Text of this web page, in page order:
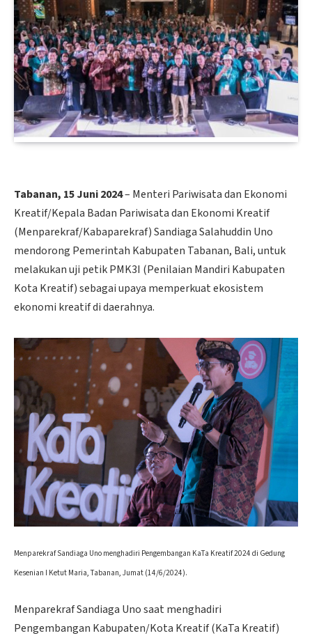
Tabanan, 15 Juni 2024– Menteri Pariwisata dan Ekonomi
Kreatif/Kepala Badan Pariwisata dan Ekonomi Kreatif
(Menparekraf/Kabaparekraf) Sandiaga Salahuddin Uno
mendorong Pemerintah Kabupaten Tabanan, Bali, untuk
melakukan uji petik PMK3I (Penilaian Mandiri Kabupaten
Kota Kreatif) sebagai upaya memperkuat ekosistem
ekonomi kreatif di daerahnya.
Menparekraf Sandiaga Uno menghadiri Pengembangan KaTa Kreatif 2024 di Gedung
Kesenian I Ketut Maria, Tabanan, Jumat (14/6/2024).
Menparekraf Sandiaga Uno saat menghadiri
Pengembangan Kabupaten/Kota Kreatif (KaTa Kreatif)